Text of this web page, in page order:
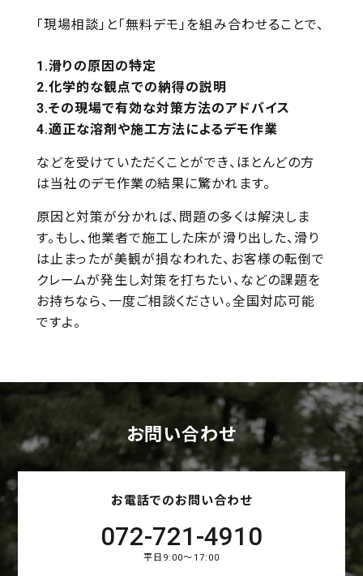
「現場相談」と「無料デモ」を組み合わせることで、
滑りの原因の特定
化学的な観点での納得の説明
その現場で有効な対策方法のアドバイス
適正な溶剤や施工方法によるデモ作業
などを受けていただくことができ、ほとんどの方
は当社のデモ作業の結果に驚かれます。
原因と対策が分かれば、問題の多くは解決しま
す。もし、他業者で施工した床が滑り出した、滑り
は止まったが美観が損なわれた、お客様の転倒で
クレームが発生し対策を打ちたい、などの課題を
お持ちなら、一度ご相談ください。全国対応可能
ですよ。
お問い合わせ
お電話でのお問い合わせ
072-721-4910
平日9:00～17:00